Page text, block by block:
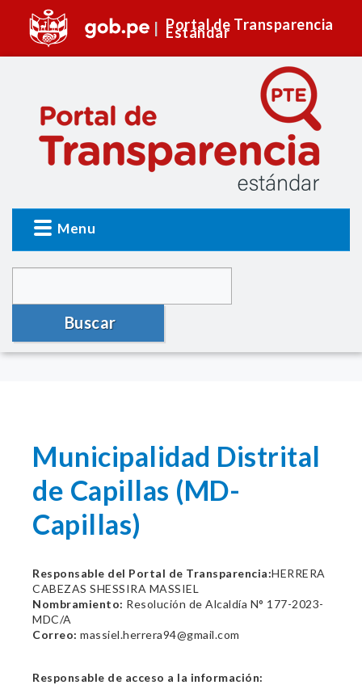
Portal de Transparencia
Estándar
Menu
Buscar
Municipalidad Distrital
de Capillas (MD-
Capillas)
Responsable del Portal de Transparencia:HERRERA
CABEZAS SHESSIRA MASSIEL
Nombramiento: Resolución de Alcaldía N° 177-2023-
MDC/A
Correo: massiel.herrera94@gmail.com
Responsable de acceso a la información: